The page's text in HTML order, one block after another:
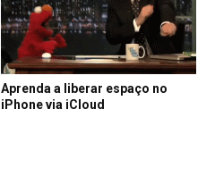
Aprenda a liberar espaço no
iPhone via iCloud